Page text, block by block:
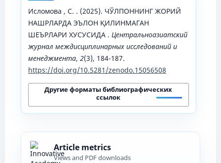
Исломова , С. . (2025). ЧЎЛПОННИНГ ЖОРИЙ
НАШРЛАРДА ЭЪЛОН ҚИЛИНМАГАН
ШЕЪРЛАРИ ХУСУСИДА . Центральноазиатский
журнал междисциплинарных исследований и
менеджмента, 2(3), 184-187.
https://doi.org/10.5281/zenodo.15056508
Другие форматы библиографических
ссылок
Article metrics
Views and PDF downloads